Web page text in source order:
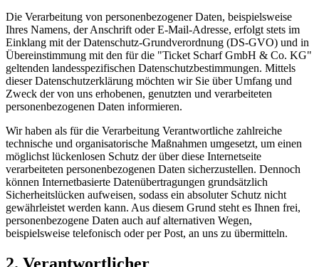
Die Verarbeitung von personenbezogener Daten, beispielsweise
Ihres Namens, der Anschrift oder E-Mail-Adresse, erfolgt stets im
Einklang mit der Datenschutz-Grundverordnung (DS-GVO) und in
Übereinstimmung mit den für die "Ticket Scharf GmbH & Co. KG"
geltenden landesspezifischen Datenschutzbestimmungen. Mittels
dieser Datenschutzerklärung möchten wir Sie über Umfang und
Zweck der von uns erhobenen, genutzten und verarbeiteten
personenbezogenen Daten informieren.
Wir haben als für die Verarbeitung Verantwortliche zahlreiche
technische und organisatorische Maßnahmen umgesetzt, um einen
möglichst lückenlosen Schutz der über diese Internetseite
verarbeiteten personenbezogenen Daten sicherzustellen. Dennoch
können Internetbasierte Datenübertragungen grundsätzlich
Sicherheitslücken aufweisen, sodass ein absoluter Schutz nicht
gewährleistet werden kann. Aus diesem Grund steht es Ihnen frei,
personenbezogene Daten auch auf alternativen Wegen,
beispielsweise telefonisch oder per Post, an uns zu übermitteln.